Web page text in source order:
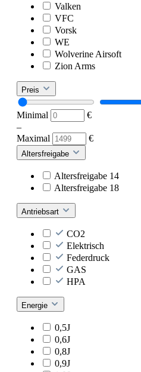
Valken
VFC
Vorsk
WE
Wolverine Airsoft
Zion Arms
Preis
Minimal
€
–
Maximal
€
Altersfreigabe
Altersfreigabe 14
Altersfreigabe 18
Antriebsart
CO2
Elektrisch
Federdruck
GAS
HPA
Energie
0,5J
0,6J
0,8J
0,9J